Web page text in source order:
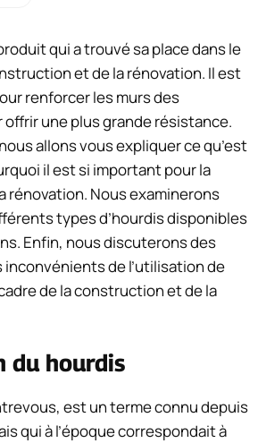
qui a trouvé sa place dans le
et de la rénovation. Il est
renforcer les murs des
une plus grande résistance.
allons vous expliquer ce qu’est
il est si important pour la
rénovation. Nous examinerons
types d’hourdis disponibles
Enfin, nous discuterons des
de l’utilisation de
de la construction et de la
du hourdis
est un terme connu depuis
qui à l’époque correspondait à